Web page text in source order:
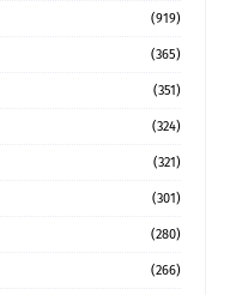
(919)
(365)
(351)
(324)
(321)
(301)
(280)
(266)